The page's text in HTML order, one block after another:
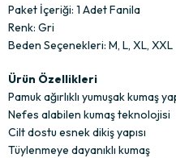
Paket İçeriği: 1 Adet Fanila
Renk: Gri
Beden Seçenekleri: M, L, XL, XXL
Ürün Özellikleri
Pamuk ağırlıklı yumuşak kumaş
Nefes alabilen kumaş teknolojisi
Cilt dostu esnek dikiş yapısı
Tüylenmeye dayanıklı kumaş